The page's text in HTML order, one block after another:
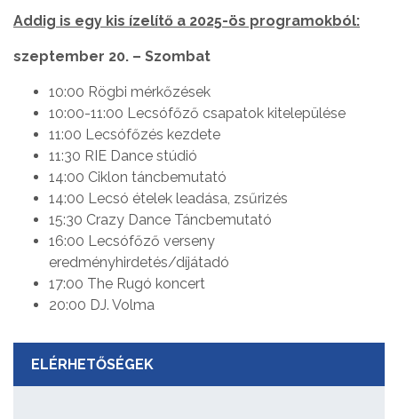
Addig is egy kis ízelítő a 2025-ös programokból:
szeptember 20. – Szombat
10:00 Rögbi mérkőzések
10:00-11:00 Lecsófőző csapatok kitelepülése
11:00 Lecsófőzés kezdete
11:30 RIE Dance stúdió
14:00 Ciklon táncbemutató
14:00 Lecsó ételek leadása, zsűrizés
15:30 Crazy Dance Táncbemutató
16:00 Lecsófőző verseny
eredményhirdetés/díjátadó
17:00 The Rugó koncert
20:00 DJ. Volma
ELÉRHETŐSÉGEK